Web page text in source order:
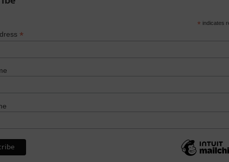
* indicates
*